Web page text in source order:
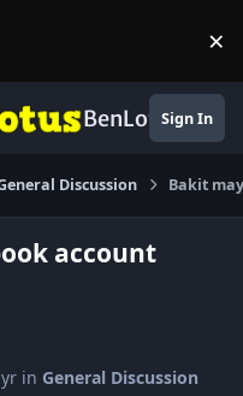
×
BenLotusSign In
Discussion Bakit
account
in General Discussion